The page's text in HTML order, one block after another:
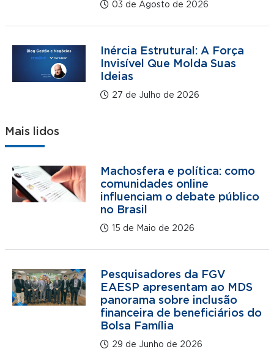
03 de Agosto de 2026
Inércia Estrutural: A Força
Invisível Que Molda Suas
Ideias
27 de Julho de 2026
Mais lidos
Machosfera e política: como
comunidades online
influenciam o debate público
no Brasil
15 de Maio de 2026
Pesquisadores da FGV
EAESP apresentam ao MDS
panorama sobre inclusão
financeira de beneficiários do
Bolsa Família
29 de Junho de 2026